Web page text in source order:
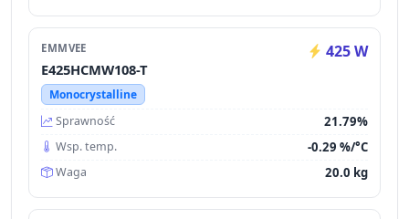
EMMVEE 425 W
E425HCMW108-T
Monocrystalline
Sprawność
21.79%
Wsp. temp. -0.29 %/°C
Waga 20.0 kg